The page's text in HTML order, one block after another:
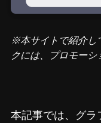
※本サイトで紹介し
クには、プロモーシ
本記事では、グラ